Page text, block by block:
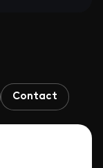
Contact